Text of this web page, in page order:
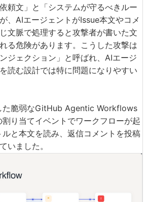
頼文」と「システムが守るべきルー
、AIエージェントがIssue本文やコメ
文脈で処理すると攻撃者が書いた文
る危険があります。こうした攻撃は
ジェクション」と呼ばれ、AIエージ
読む設計では特に問題になりやすい
た脆弱なGitHub Agentic Workflows
り当てイベントでワークフローが起
と本文を読み、返信コメントを投稿
いました。